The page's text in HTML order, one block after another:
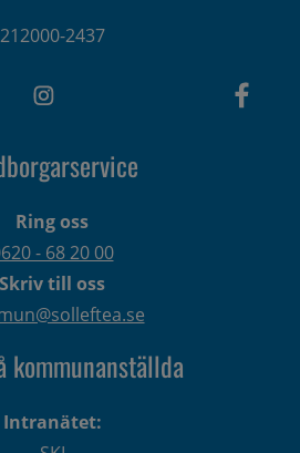
212000-2437
Ring oss
- 68 20 00
Skriv till oss
kommunanställda
Intranätet: